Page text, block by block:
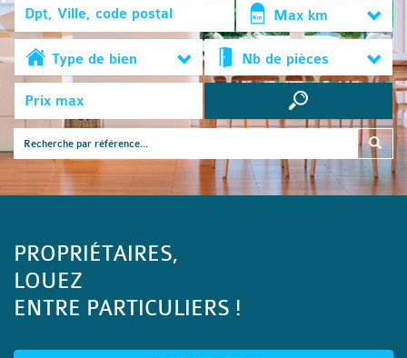
Max km
Type de bien Nb de pièces
PROPRIÉTAIRES,
LOUEZ
ENTRE PARTICULIERS !